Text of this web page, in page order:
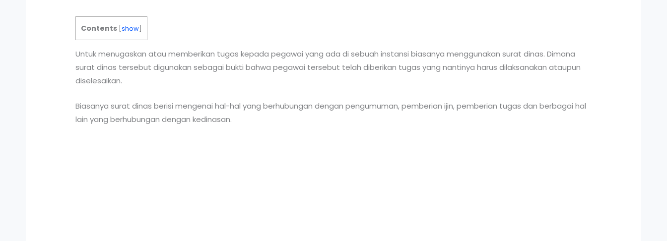
Contents [show
Untuk menugaskan atau memberikan tugas kepada pegawai yang ada di sebuah instansi biasanya menggunakan surat dinas. Dimana
surat dinas tersebut digunakan sebagai bukti bahwa pegawai tersebut telah diberikan tugas yang nantinya harus dilaksanakan ataupun
diselesaikan.
Biasanya surat dinas berisi mengenai hal-hal yang berhubungan dengan pengumuman, pemberian ijin, pemberian tugas dan berbagai hal
lain yang berhubungan dengan kedinasan.